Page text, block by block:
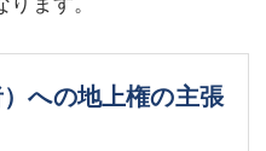
への地上権の主張